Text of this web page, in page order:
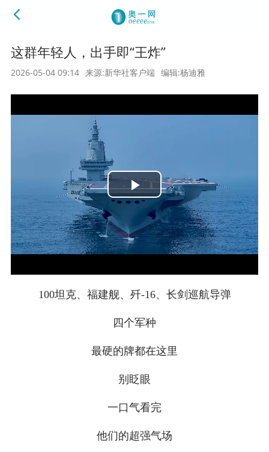
这群年轻人，出手即“王炸”
2026-05-04 09:14 来源:新华社客户端 编辑:杨迪雅
Play
Video
100坦克、福建舰、歼-16、长剑巡航导弹
四个军种
最硬的牌都在这里
别眨眼
一口气看完
他们的超强气场